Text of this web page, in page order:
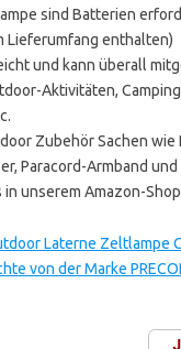
sind Batterien
Lieferumfang enthalten)
und kann überall
Aktivitäten,
Zubehör Sachen wie
Paracord-Armband
in unserem Amazon-Shop
Laterne Zeltlampe
von der Marke